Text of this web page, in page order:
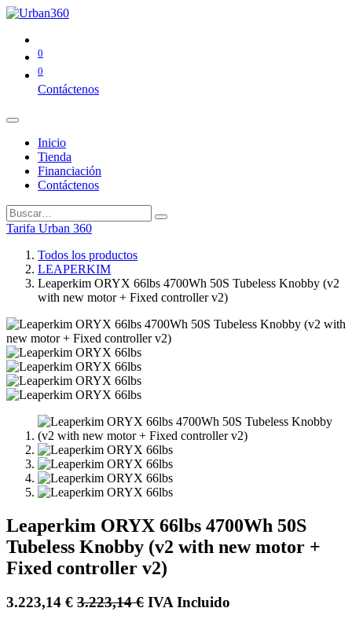
0
0
Contáctenos
Inicio
Tienda
Financiación
Contáctenos
Tarifa Urban 360
Todos los productos
LEAPERKIM
Leaperkim ORYX 66lbs 4700Wh 50S Tubeless Knobby (v2
with new motor + Fixed controller v2)
Leaperkim ORYX 66lbs 4700Wh 50S
Tubeless Knobby (v2 with new motor +
Fixed controller v2)
3.223,14 € 3.223,14€ IVA Incluido